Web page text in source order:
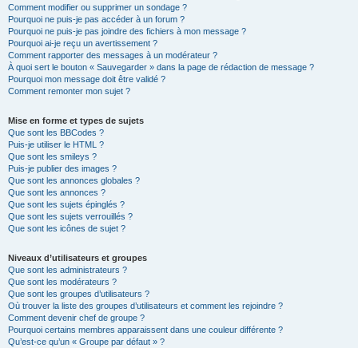
Comment modifier ou supprimer un sondage ?
Pourquoi ne puis-je pas accéder à un forum ?
Pourquoi ne puis-je pas joindre des fichiers à mon message ?
Pourquoi ai-je reçu un avertissement ?
Comment rapporter des messages à un modérateur ?
À quoi sert le bouton « Sauvegarder » dans la page de rédaction de message ?
Pourquoi mon message doit être validé ?
Comment remonter mon sujet ?
Mise en forme et types de sujets
Que sont les BBCodes ?
Puis-je utiliser le HTML ?
Que sont les smileys ?
Puis-je publier des images ?
Que sont les annonces globales ?
Que sont les annonces ?
Que sont les sujets épinglés ?
Que sont les sujets verrouillés ?
Que sont les icônes de sujet ?
Niveaux d’utilisateurs et groupes
Que sont les administrateurs ?
Que sont les modérateurs ?
Que sont les groupes d’utilisateurs ?
Où trouver la liste des groupes d’utilisateurs et comment les rejoindre ?
Comment devenir chef de groupe ?
Pourquoi certains membres apparaissent dans une couleur différente ?
Qu’est-ce qu’un « Groupe par défaut » ?